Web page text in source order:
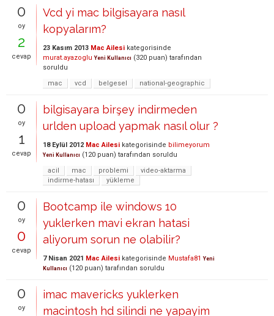
0
oy
2
cevap
Vcd yi mac bilgisayara nasıl
kopyalarım?
23 Kasım 2013 Mac Ailesi kategorisinde
murat.ayazoglu Yeni Kullanıcı (320 puan) tarafından
soruldu
mac
vcd belgesel national-geographic
0
oy
1
cevap
bilgisayara birşey indirmeden
urlden upload yapmak nasıl olur ?
18 Eylül 2012 Mac Ailesi kategorisinde bilimeyorum
Yeni Kullanıcı (120 puan) tarafından soruldu
acil
mac problemi
video-aktarma
indirme-hatası
yükleme
0
oy
0
cevap
Bootcamp ile windows 10
yuklerken mavi ekran hatasi
aliyorum sorun ne olabilir?
7 Nisan 2021 Mac Ailesi kategorisinde Mustafa81 Yeni
Kullanıcı (120 puan) tarafından soruldu
0
oy
imac mavericks yuklerken
macintosh hd silindi ne yapayim